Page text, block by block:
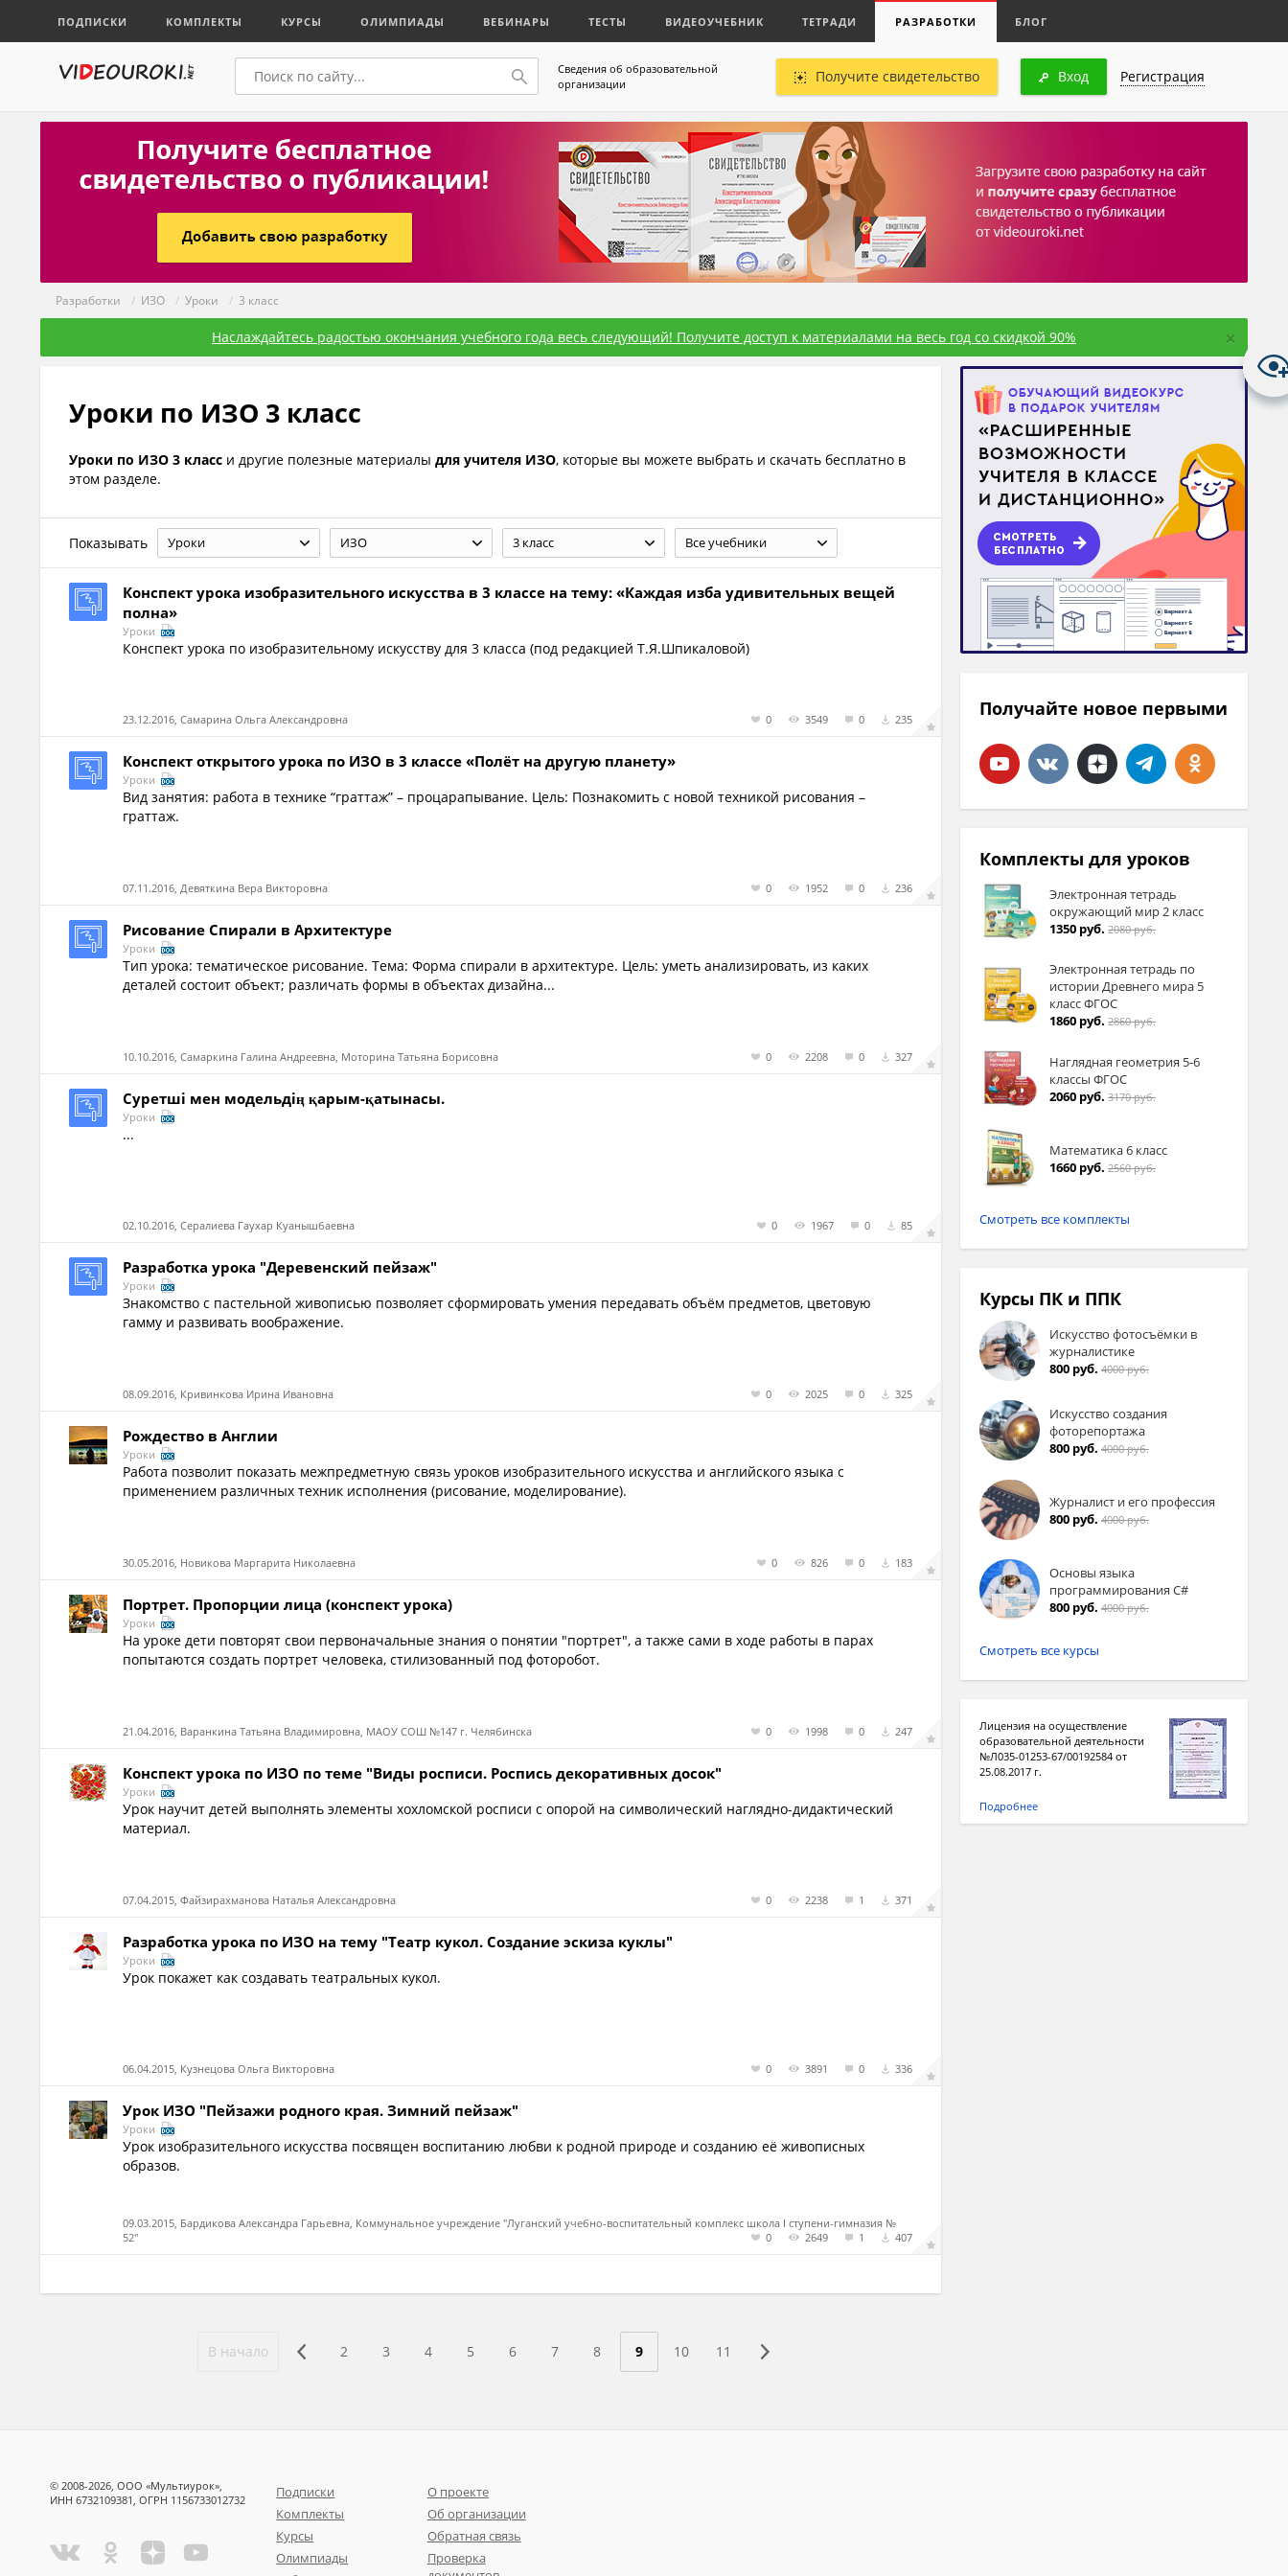
ПОДПИСКИ КОМПЛЕКТЫ КУРСЫ ОЛИМПИАДЫ ВЕБИНАРЫ ТЕСТЫ ВИДЕОУЧЕБНИК ТЕТРАДИ РАЗРАБОТКИ БЛОГ
Сведения об образовательной
организации
Получите свидетельство Вход Регистрация
Разработки / ИЗО / Уроки / 3 класс
Наслаждайтесь радостью окончания учебного года весь следующий! Получите доступ к материалами на весь год со скидкой 90% ×
Уроки по ИЗО 3 класс
Уроки по ИЗО 3 класс и другие полезные материалы для учителя ИЗО, которые вы можете выбрать и скачать бесплатно в
этом разделе.
Показывать Уроки ИЗО 3 класс Все учебники
Конспект урока изобразительного искусства в 3 классе на тему: «Каждая изба удивительных вещей
полна»
Уроки
Конспект урока по изобразительному искусству для 3 класса (под редакцией Т.Я.Шпикаловой)
23.12.2016, Самарина Ольга Александровна 0 3549 0 235
Конспект открытого урока по ИЗО в 3 классе «Полёт на другую планету»
Уроки
Вид занятия: работа в технике “граттаж” – процарапывание. Цель: Познакомить с новой техникой рисования –
граттаж.
07.11.2016, Девяткина Вера Викторовна 0 1952 0 236
Рисование Спирали в Архитектуре
Уроки
Тип урока: тематическое рисование. Тема: Форма спирали в архитектуре. Цель: уметь анализировать, из каких
деталей состоит объект; различать формы в объектах дизайна...
10.10.2016, Самаркина Галина Андреевна, Моторина Татьяна Борисовна 0 2208 0 327
Суретші мен модельдің қарым-қатынасы.
Уроки
...
02.10.2016, Сералиева Гаухар Куанышбаевна 0 1967 0 85
Разработка урока "Деревенский пейзаж"
Уроки
Знакомство с пастельной живописью позволяет сформировать умения передавать объём предметов, цветовую
гамму и развивать воображение.
08.09.2016, Кривинкова Ирина Ивановна 0 2025 0 325
Рождество в Англии
Уроки
Работа позволит показать межпредметную связь уроков изобразительного искусства и английского языка с
применением различных техник исполнения (рисование, моделирование).
30.05.2016, Новикова Маргарита Николаевна 0 826 0 183
Портрет. Пропорции лица (конспект урока)
Уроки
На уроке дети повторят свои первоначальные знания о понятии "портрет", а также сами в ходе работы в парах
попытаются создать портрет человека, стилизованный под фоторобот.
21.04.2016, Варанкина Татьяна Владимировна, МАОУ СОШ №147 г. Челябинска 0 1998 0 247
Конспект урока по ИЗО по теме "Виды росписи. Роспись декоративных досок"
Уроки
Урок научит детей выполнять элементы хохломской росписи с опорой на символический наглядно-дидактический
материал.
07.04.2015, Файзирахманова Наталья Александровна 0 2238 1 371
Разработка урока по ИЗО на тему "Театр кукол. Создание эскиза куклы"
Уроки
Урок покажет как создавать театральных кукол.
06.04.2015, Кузнецова Ольга Викторовна 0 3891 0 336
Урок ИЗО "Пейзажи родного края. Зимний пейзаж"
Уроки
Урок изобразительного искусства посвящен воспитанию любви к родной природе и созданию её живописных
образов.
09.03.2015, Бардикова Александра Гарьевна, Коммунальное учреждение "Луганский учебно-воспитательный комплекс школа І ступени-гимназия №
52"
0 2649 1 407
В начало 2 3 4 5 6 7 8 9 10 11
Получайте новое первыми
Комплекты для уроков
Электронная тетрадь
окружающий мир 2 класс
1350 руб. 2080 руб.
Электронная тетрадь по
истории Древнего мира 5
класс ФГОС
1860 руб. 2860 руб.
Наглядная геометрия 5-6
классы ФГОС
2060 руб. 3170 руб.
Математика 6 класс
1660 руб. 2560 руб.
Смотреть все комплекты
Курсы ПК и ППК
Искусство фотосъёмки в
журналистике
800 руб. 4000 руб.
Искусство создания
фоторепортажа
800 руб. 4000 руб.
Журналист и его профессия
800 руб. 4000 руб.
Основы языка
программирования C#
800 руб. 4000 руб.
Смотреть все курсы
Лицензия на осуществление
образовательной деятельности
№Л035-01253-67/00192584 от
25.08.2017 г.
Подробнее
© 2008-2026, ООО «Мультиурок»,
ИНН 6732109381, ОГРН 1156733012732
Подписки
Комплекты
Курсы
Олимпиады
О проекте
Об организации
Обратная связь
Проверка